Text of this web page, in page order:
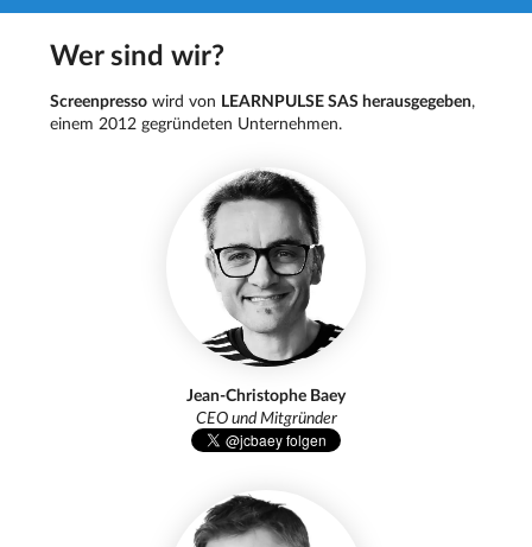
Wer sind wir?
Screenpresso wird von LEARNPULSE SAS herausgegeben,
einem 2012 gegründeten Unternehmen.
Jean-Christophe Baey
CEO und Mitgründer